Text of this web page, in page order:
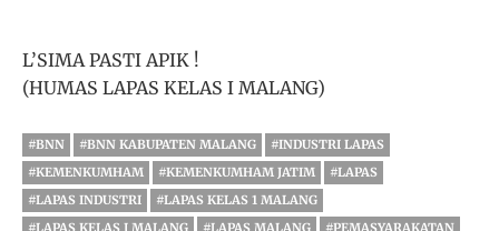
L’SIMA PASTI APIK !
(HUMAS LAPAS KELAS I MALANG)
#BNN #BNN KABUPATEN MALANG
#INDUSTRI LAPAS
#KEMENKUMHAM
#KEMENKUMHAM JATIM
#LAPAS
#LAPAS INDUSTRI
#LAPAS KELAS 1 MALANG
#LAPAS KELAS I MALANG
#LAPAS MALANG #PEMASYARAKATAN